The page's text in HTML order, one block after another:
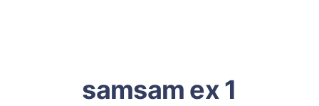
samsam ex 1